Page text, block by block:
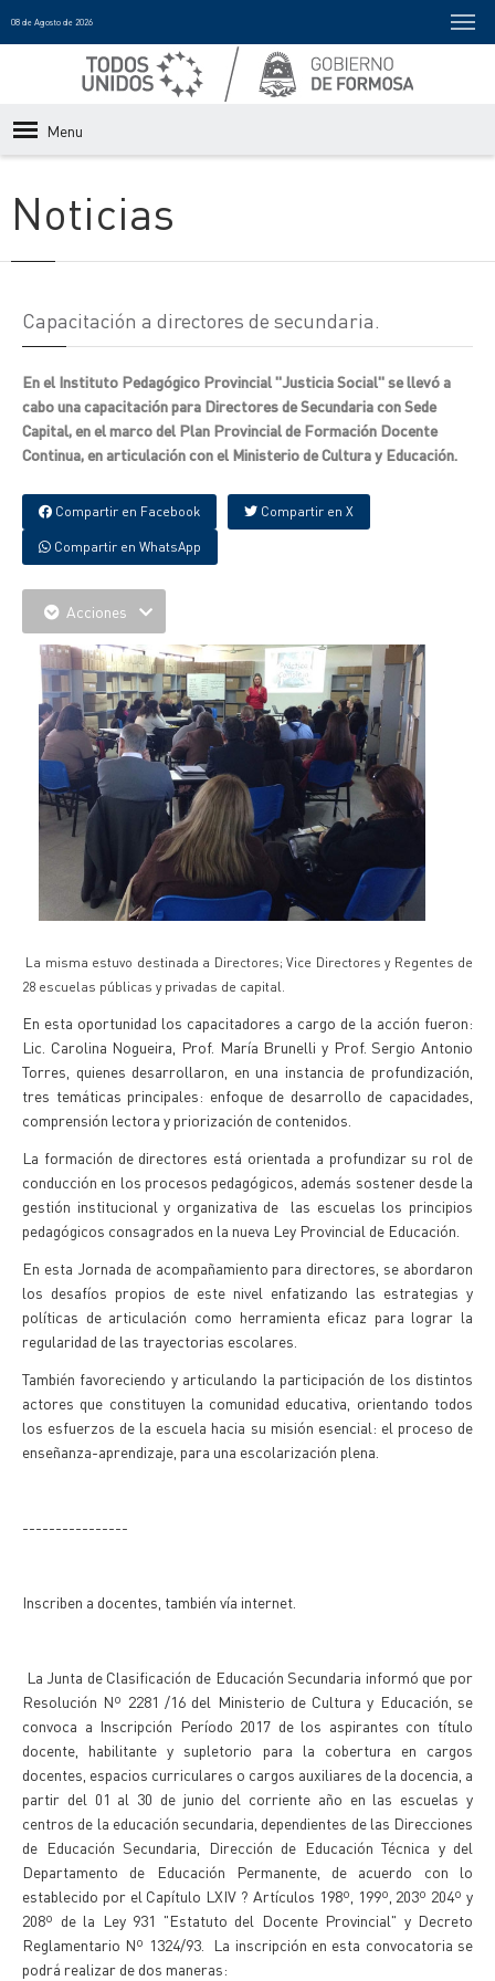
08 de Agosto de 2026
Menu
Noticias
Capacitación a directores de secundaria.
En el Instituto Pedagógico Provincial "Justicia Social" se llevó a
cabo una capacitación para Directores de Secundaria con Sede
Capital, en el marco del Plan Provincial de Formación Docente
Continua, en articulación con el Ministerio de Cultura y Educación.
Compartir en Facebook Compartir en X
Compartir en WhatsApp
Acciones
La misma estuvo destinada a Directores; Vice Directores y Regentes de
28 escuelas públicas y privadas de capital.
En esta oportunidad los capacitadores a cargo de la acción fueron:
Lic. Carolina Nogueira, Prof. María Brunelli y Prof. Sergio Antonio
Torres, quienes desarrollaron, en una instancia de profundización,
tres temáticas principales: enfoque de desarrollo de capacidades,
comprensión lectora y priorización de contenidos.
La formación de directores está orientada a profundizar su rol de
conducción en los procesos pedagógicos, además sostener desde la
gestión institucional y organizativa de las escuelas los principios
pedagógicos consagrados en la nueva Ley Provincial de Educación.
En esta Jornada de acompañamiento para directores, se abordaron
los desafíos propios de este nivel enfatizando las estrategias y
políticas de articulación como herramienta eficaz para lograr la
regularidad de las trayectorias escolares.
También favoreciendo y articulando la participación de los distintos
actores que constituyen la comunidad educativa, orientando todos
los esfuerzos de la escuela hacia su misión esencial: el proceso de
enseñanza-aprendizaje, para una escolarización plena.
----------------
Inscriben a docentes, también vía internet.
La Junta de Clasificación de Educación Secundaria informó que por
Resolución Nº 2281 /16 del Ministerio de Cultura y Educación, se
convoca a Inscripción Período 2017 de los aspirantes con título
docente, habilitante y supletorio para la cobertura en cargos
docentes, espacios curriculares o cargos auxiliares de la docencia, a
partir del 01 al 30 de junio del corriente año en las escuelas y
centros de la educación secundaria, dependientes de las Direcciones
de Educación Secundaria, Dirección de Educación Técnica y del
Departamento de Educación Permanente, de acuerdo con lo
establecido por el Capítulo LXIV ? Artículos 198º, 199º, 203º 204º y
208º de la Ley 931 "Estatuto del Docente Provincial" y Decreto
Reglamentario Nº 1324/93. La inscripción en esta convocatoria se
podrá realizar de dos maneras: